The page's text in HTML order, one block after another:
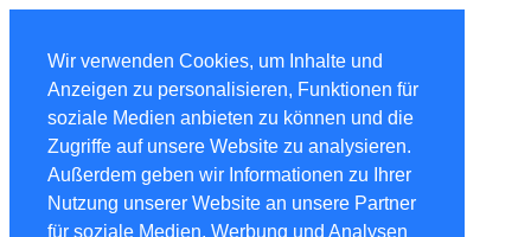
Wir verwenden Cookies, um Inhalte und
Anzeigen zu personalisieren, Funktionen für
soziale Medien anbieten zu können und die
Zugriffe auf unsere Website zu analysieren.
Außerdem geben wir Informationen zu Ihrer
Nutzung unserer Website an unsere Partner
für soziale Medien, Werbung und Analysen